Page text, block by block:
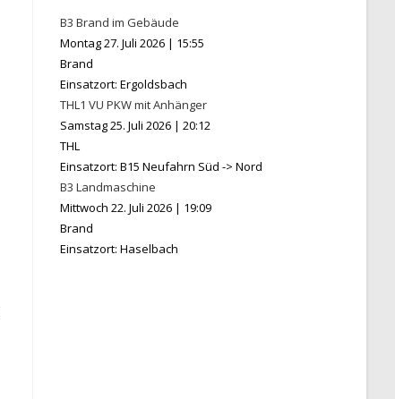
B3 Brand im Gebäude
Montag 27. Juli 2026 | 15:55
Brand
Einsatzort: Ergoldsbach
THL1 VU PKW mit Anhänger
Samstag 25. Juli 2026 |20:12
THL
Einsatzort: B15 Neufahrn Süd -> Nord
B3 Landmaschine
Mittwoch 22. Juli 2026 | 19:09
Brand
Einsatzort: Haselbach